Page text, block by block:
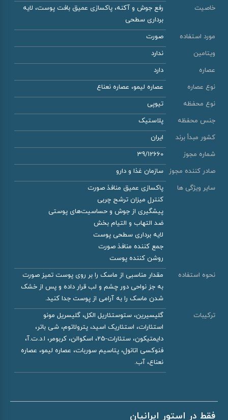
خاصیت
رفع جوش و آکنه، پاکسازی عمیق بافت پوست، لایه
برداری سطحی
مورد استفاده
صورت
ویتامین
ندارد
عصاره
دارد
نوع عصاره
عصاره لیمو، عصاره نعناع
نوع محفظه
تیوپی
جنس محفظه
پلاستیک
کشور مبدأ برند
ایران
شماره مجوز
39/12660
صادر کننده مجوز
سازمان غذا و دارو
سایر ویژگی ها
پاکسازی عمیق منافذ صورت
کنترل میزان ترشح چربی
پیشگیری از جوش و حساسیت‌های پوستی
ضد التهاب و التیام بخش
لایه برداری سطحی پوست
جمع کننده منافذ صورت
روشن کننده پوست
نحوه استفاده
مقدار مناسبی از ماسک را بر روی پوست تمیز صورت
به جز نواحی دور چشم و لب قرار داده و پس از خشک
شدن ماسک را به آرامی از پوست جدا کنید.
ترکیبات
گلیسیرین، ستوستئاریل الکل، گلیسریل مونو
استئارات، استئاریک اسید، پترولاتوم، شی باتر،
دایمتیکون، ستئارات-25، اسکوالن، کربومر، ا.د.ت.آ،
فنوکسی اتانول، پتاسیم سوربات، عصاره لیمو، عصاره
نعناع، آب.
فقط در استور ایرانیان